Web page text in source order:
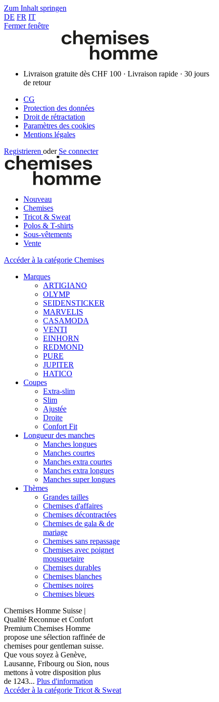
Zum Inhalt springen
DE FR IT
Fermer fenêtre
Livraison gratuite dès CHF 100 · Livraison rapide · 30 jours
de retour
CG
Protection des données
Droit de rétractation
Paramètres des cookies
Mentions légales
Registrieren oder Se connecter
Nouveau
Chemises
Tricot & Sweat
Polos & T-shirts
Sous-vêtements
Vente
Accéder à la catégorie Chemises
Marques
ARTIGIANO
OLYMP
SEIDENSTICKER
MARVELIS
CASAMODA
VENTI
EINHORN
REDMOND
PURE
JUPITER
HATICO
Coupes
Extra-slim
Slim
Ajustée
Droite
Confort Fit
Longueur des manches
Manches longues
Manches courtes
Manches extra courtes
Manches extra longues
Manches super longues
Thèmes
Grandes tailles
Chemises d'affaires
Chemises décontractées
Chemises de gala & de
mariage
Chemises sans repassage
Chemises avec poignet
mousquetaire
Chemises durables
Chemises blanches
Chemises noires
Chemises bleues
Chemises Homme Suisse |
Qualité Reconnue et Confort
Premium Chemises Homme
propose une sélection raffinée de
chemises pour gentleman suisse.
Que vous soyez à Genève,
Lausanne, Fribourg ou Sion, nous
mettons à votre disposition plus
de 1243... Plus d'information
Accéder à la catégorie Tricot & Sweat